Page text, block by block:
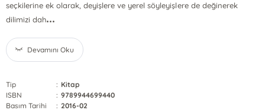
seçkilerine ek olarak, deyişlere ve yerel söyleyişlere de değinerek
dilimizi dah...
Devamını Oku
Tip : Kitap
ISBN
: 9789944699440
Basım Tarihi
: 2016-02